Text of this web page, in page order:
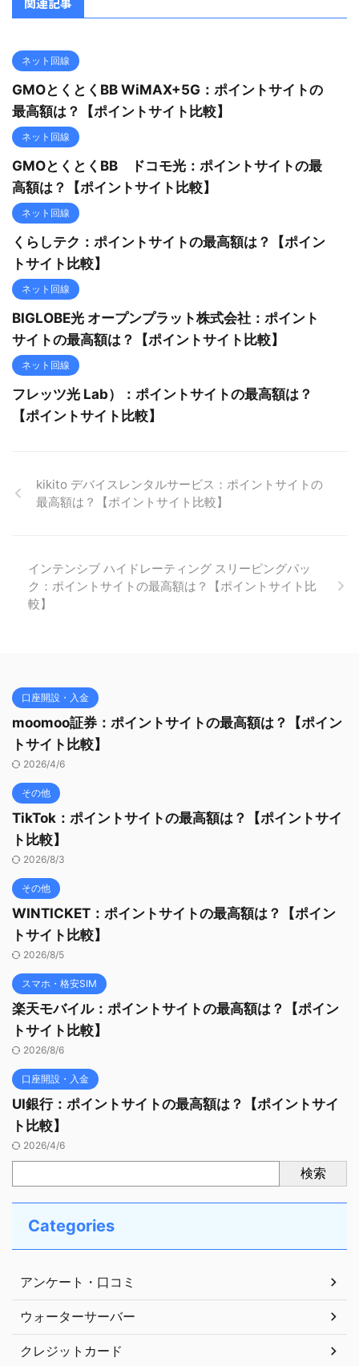
ネット回線
GMOとくとくBB WiMAX+5G：ポイントサイトの
最高額は？【ポイントサイト比較】
ネット回線
GMOとくとくBB ドコモ光：ポイントサイトの最
高額は？【ポイントサイト比較】
ネット回線
くらしテク：ポイントサイトの最高額は？【ポイン
トサイト比較】
ネット回線
BIGLOBE光 オープンプラット株式会社：ポイント
サイトの最高額は？【ポイントサイト比較】
ネット回線
フレッツ光 Lab）：ポイントサイトの最高額は？
【ポイントサイト比較】
kikito デバイスレンタルサービス：ポイントサイトの
最高額は？【ポイントサイト比較】
インテンシブ ハイドレーティング スリーピングパッ
ク：ポイントサイトの最高額は？【ポイントサイト比
較】
口座開設・入金
moomoo証券：ポイントサイトの最高額は？【ポイン
トサイト比較】
2026/4/6
その他
TikTok：ポイントサイトの最高額は？【ポイントサイ
ト比較】
2026/8/3
その他
WINTICKET：ポイントサイトの最高額は？【ポイン
トサイト比較】
2026/8/5
スマホ・格安SIM
楽天モバイル：ポイントサイトの最高額は？【ポイン
トサイト比較】
2026/8/6
口座開設・入金
UI銀行：ポイントサイトの最高額は？【ポイントサイ
ト比較】
2026/4/6
検索
Categories
アンケート・口コミ
ウォーターサーバー
クレジットカード